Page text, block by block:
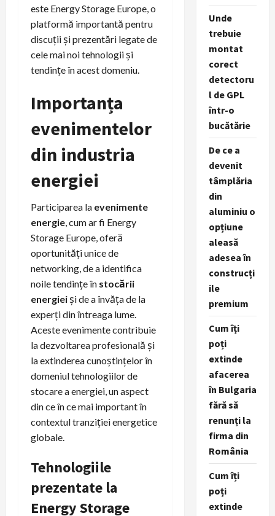
este Energy Storage Europe, o
platformă importantă pentru
discuții și prezentări legate de
cele mai noi tehnologii și
tendințe în acest domeniu.
Importanța
evenimentelor
din industria
energiei
Participarea la evenimente
energie , cum ar fi Energy
Storage Europe, oferă
oportunități unice de
networking, de a identifica
noile tendințe în stocării
energieiși de a învăța de la
experți din întreaga lume.
Aceste evenimente contribuie
la dezvoltarea profesională și
la extinderea cunoștințelor în
domeniul tehnologiilor de
stocare a energiei, un aspect
din ce în ce mai important în
contextul tranziției energetice
globale.
Tehnologiile
prezentate la
Energy Storage
Unde
trebuie
montat
corect
detectoru
l de GPL
într-o
bucătărie
De ce a
devenit
tâmplăria
din
aluminiu o
opțiune
aleasă
adesea în
construcți
ile
premium
Cum îți
poți
extinde
afacerea
în Bulgaria
fără să
renunți la
firma din
România
Cum îți
poți
extinde